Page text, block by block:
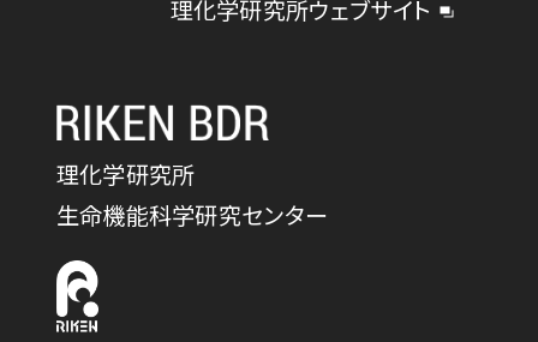
理化学研究所ウェブサイト
理化学研究所
生命機能科学研究センター